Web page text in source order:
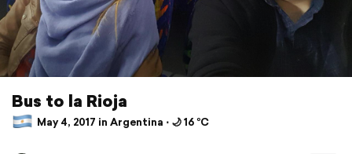
Bus to la Rioja
May 4, 2017 in Argentina ⋅ 🌙 16 °C